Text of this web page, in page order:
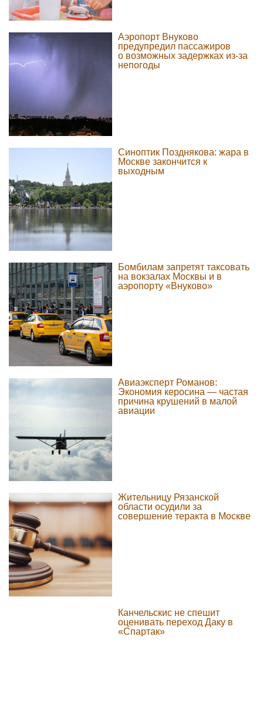
Аэропорт Внуково
предупредил пассажиров
о возможных задержках из-за
непогоды
Синоптик Позднякова: жара в
Москве закончится к
выходным
Бомбилам запретят таксовать
на вокзалах Москвы и в
аэропорту «Внуково»
Авиаэксперт Романов:
Экономия керосина — частая
причина крушений в малой
авиации
Жительницу Рязанской
области осудили за
совершение теракта в Москве
Канчельскис не спешит
оценивать переход Даку в
«Спартак»